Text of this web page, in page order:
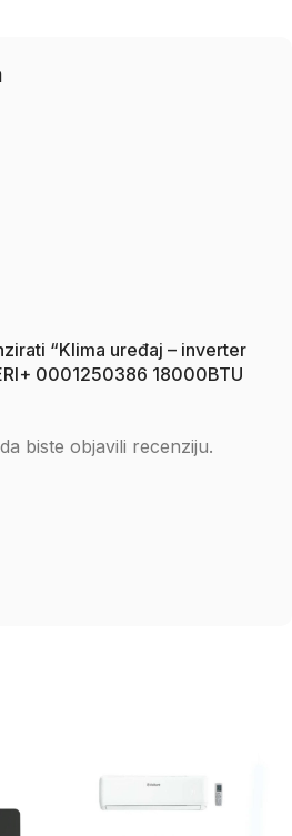
“Klima uređaj – inverter
0001250386 18000BTU
da biste objavili recenziju.